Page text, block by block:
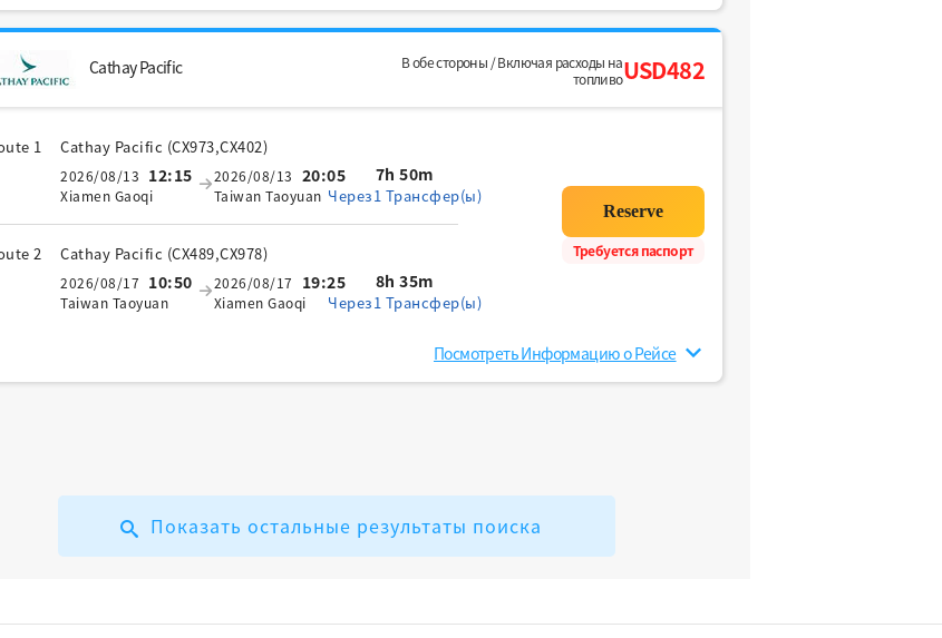
Cathay Pacific
В обе стороны / Включая расходы на
топливоUSD482
1 Cathay Pacific (CX973,CX402)
2026/08/13 12:15
Xiamen Gaoqi
2026/08/13 20:05
Taiwan Taoyuan
7h 50m
Через1 Трансфер(ы)
2 Cathay Pacific (CX489,CX978)
2026/08/17 10:50
Taiwan Taoyuan
2026/08/17 19:25
Xiamen Gaoqi
8h 35m
Через1 Трансфер(ы)
Требуется паспорт
Посмотреть Информацию о Рейсе
Показать остальные результаты поиска